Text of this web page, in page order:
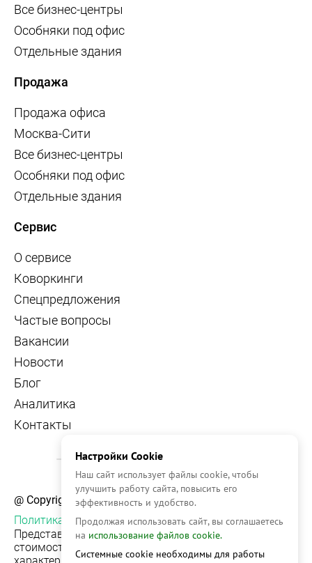
Все бизнес-центры
Особняки под офис
Отдельные здания
Продажа
Продажа офиса
Москва-Сити
Все бизнес-центры
Особняки под офис
Отдельные здания
Сервис
О сервисе
Коворкинги
Спецпредложения
Частые вопросы
Вакансии
Новости
Блог
Аналитика
Контакты
@ Copyright, 2026 OFFICE NAVIGATOR
Политика конфиденциальности
Представленная на сайте информация, в т.ч.
стоимости объектов, носит информационный
Настройки Cookie
Наш сайт использует файлы cookie, чтобы
улучшить работу сайта, повысить его
эффективность и удобство.
Продолжая использовать сайт, вы соглашаетесь
на использование файлов cookie.
Системные cookie необходимы для работы